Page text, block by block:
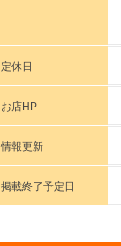
定休日
お店HP
情報更新
掲載終了予定日